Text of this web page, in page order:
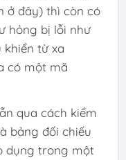
ở đây) thì còn có
hỏng bị lỗi như
khiển từ xa
có một mã
qua cách kiểm
bảng đối chiếu
dụng trong một